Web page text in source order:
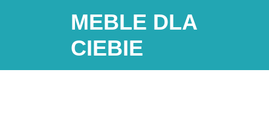
MEBLE DLA
CIEBIE